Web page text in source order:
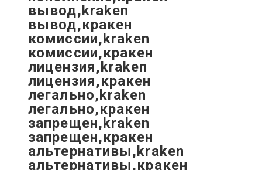
вывод,kraken
вывод,кракен
комиссии,kraken
комиссии,кракен
лицензия,kraken
лицензия,кракен
легально,kraken
легально,кракен
запрещен,kraken
запрещен,кракен
альтернативы,kraken
альтернативы,кракен